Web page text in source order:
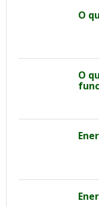
O
O